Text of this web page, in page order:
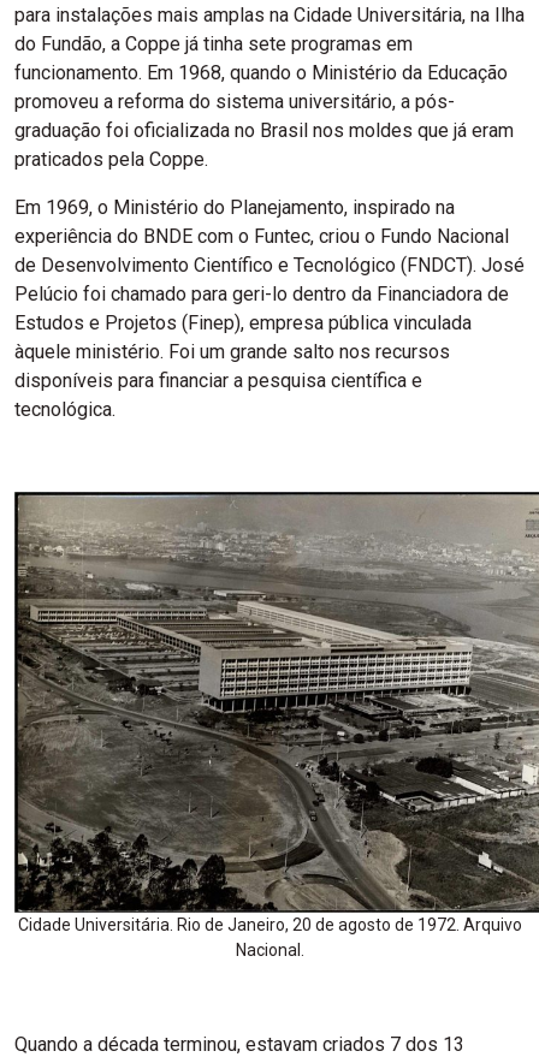
para instalações mais amplas na Cidade Universitária, na Ilha
do Fundão, a Coppe já tinha sete programas em
funcionamento. Em 1968, quando o Ministério da Educação
promoveu a reforma do sistema universitário, a pós-
graduação foi oficializada no Brasil nos moldes que já eram
praticados pela Coppe.
Em 1969, o Ministério do Planejamento, inspirado na
experiência do BNDE com o Funtec, criou o Fundo Nacional
de Desenvolvimento Científico e Tecnológico (FNDCT). José
Pelúcio foi chamado para geri-lo dentro da Financiadora de
Estudos e Projetos (Finep), empresa pública vinculada
àquele ministério. Foi um grande salto nos recursos
disponíveis para financiar a pesquisa científica e
tecnológica.
Cidade Universitária. Rio de Janeiro, 20 de agosto de 1972. Arquivo
Nacional.
Quando a década terminou, estavam criados 7 dos 13